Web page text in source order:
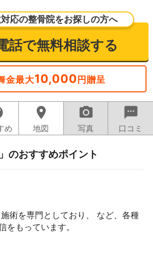
応の整骨院をお探しの方へ
話で無料相談する
金最大10,000 円贈呈
め
location_on
地図
camera_alt
写真
sms
口コミ
のおすすめポイント
術を専門としており、 など、各種
をもっています。